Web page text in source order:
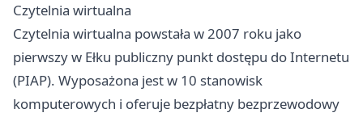
Czytelnia wirtualna
Czytelnia wirtualna powstała w 2007 roku jako
pierwszy w Ełku publiczny punkt dostępu do Internetu
(PIAP). Wyposażona jest w 10 stanowisk
komputerowych i oferuje bezpłatny bezprzewodowy